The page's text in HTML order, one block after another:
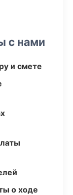
с нами
и смете
о ходе